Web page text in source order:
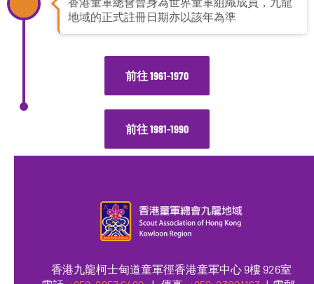
地域的正式註冊日期亦以該年為準
前往 1961-1970
前往 1981-1990
香港九龍柯士甸道童軍徑香港童軍中心 9樓 926室